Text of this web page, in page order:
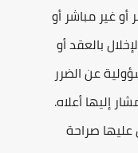
غير مباشر أو
بالعقد أو
عن الضرر
إليها أعلاه.
صراحة